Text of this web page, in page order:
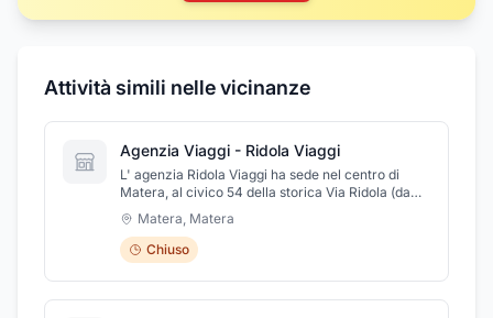
Attività simili nelle vicinanze
Agenzia Viaggi - Ridola Viaggi
L' agenzia Ridola Viaggi ha sede nel centro di
Matera, al civico 54 della storica Via Ridola (da
cui l’agenzia prende il nome), a pochi passi dal
suggestivo Belvedere di Piazzetta Pascoli. Siamo
un' organizzazione giovane e dinamica ma con
una esperienza pluriennale ormai consolidata nel
settore turistico. Rendiamo la vostra vacanza una
esperienza indimenticabile. Offriamo viaggi
Matera, Matera
Chiuso